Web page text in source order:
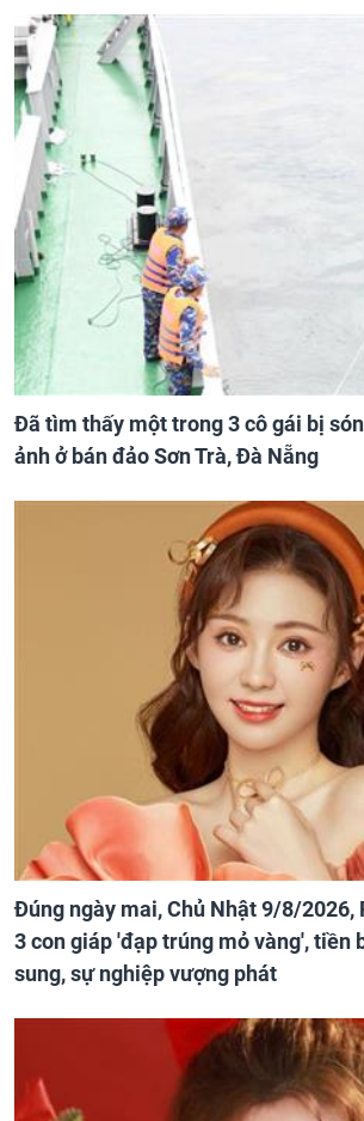
Đã tìm thấy một trong 3 cô gái bị
ảnh ở bán đảo Sơn Trà, Đà Nẵng
Đúng ngày mai, Chủ Nhật 9/8/2026,
3 con giáp 'đạp trúng mỏ vàng', tiền
sung, sự nghiệp vượng phát